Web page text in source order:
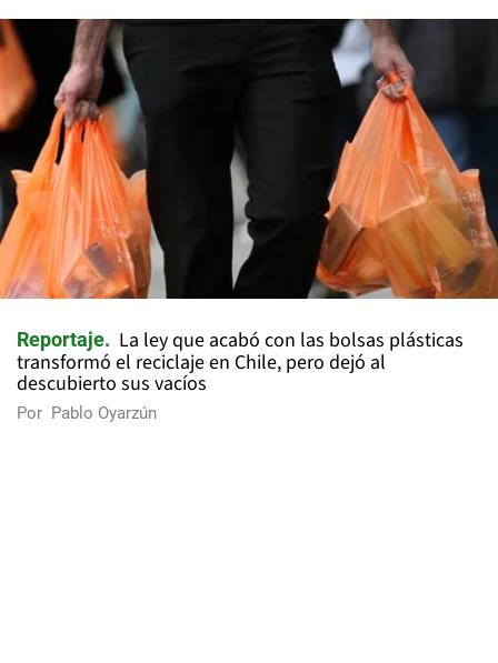
Reportaje
La ley que acabó con las bolsas plásticas
transformó el reciclaje en Chile, pero dejó al
descubierto sus vacíos
Por Pablo Oyarzún